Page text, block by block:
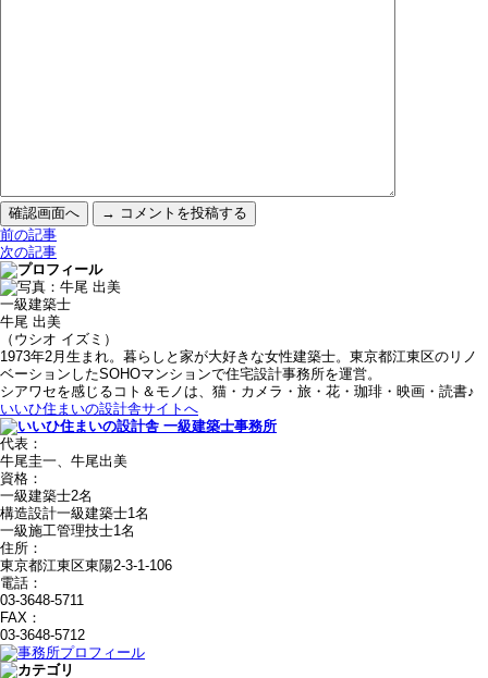
前の記事
次の記事
一級建築士
牛尾 出美
（ウシオ イズミ）
1973年2月生まれ。暮らしと家が大好きな女性建築士。東京都江東区のリノ
ベーションしたSOHOマンションで住宅設計事務所を運営。
シアワセを感じるコト＆モノは、猫・カメラ・旅・花・珈琲・映画・読書♪
いいひ住まいの設計舎サイトへ
代表：
牛尾圭一、牛尾出美
資格：
一級建築士2名
構造設計一級建築士1名
一級施工管理技士1名
住所：
東京都江東区東陽2-3-1-106
電話：
03-3648-5711
FAX：
03-3648-5712